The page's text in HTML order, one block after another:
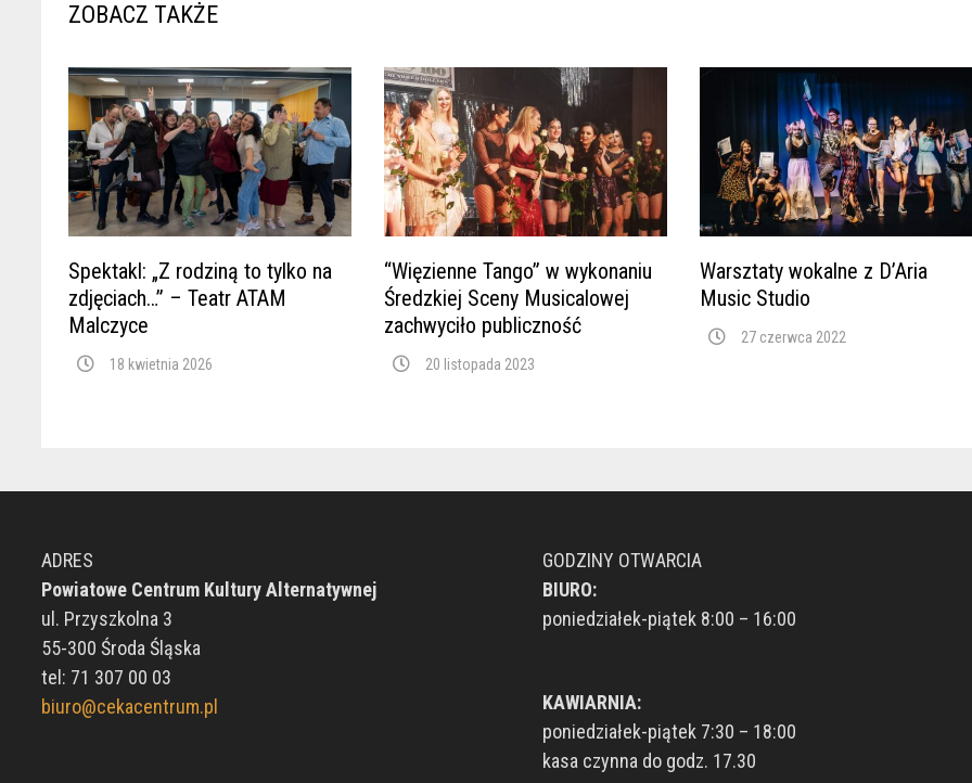
ZOBACZ TAKŻE
Spektakl: „Z rodziną to tylko na
zdjęciach…” – Teatr ATAM
Malczyce
18 kwietnia 2026
“Więzienne Tango” w wykonaniu
Średzkiej Sceny Musicalowej
zachwyciło publiczność
20 listopada 2023
Warsztaty wokalne z D’Aria
Music Studio
27 czerwca 2022
ADRES
Powiatowe Centrum Kultury Alternatywnej
ul. Przyszkolna 3
55-300 Środa Śląska
tel: 71 307 00 03
biuro@cekacentrum.pl
GODZINY OTWARCIA
BIURO:
poniedziałek-piątek 8:00 – 16:00
KAWIARNIA:
poniedziałek-piątek 7:30 – 18:00
kasa czynna do godz. 17.30